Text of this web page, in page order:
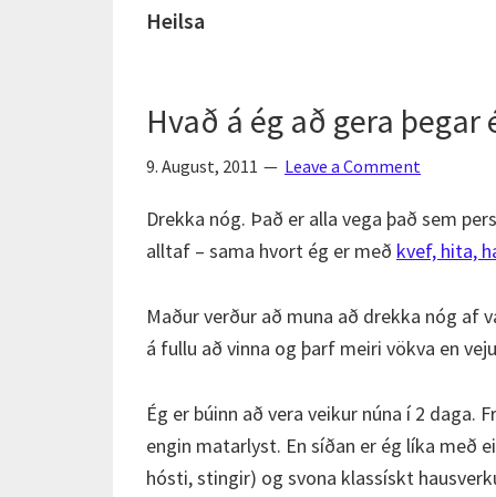
Heilsa
Hvað á ég að gera þegar
9. August, 2011 Leave a Comment
Drekka nóg. Það er alla vega það sem
alltaf – sama hvort ég er með kvef, hita,
Maður verður að muna að drekka nóg af
á fullu að vinna og þarf meiri vökva en
Ég er búinn að vera veikur núna í 2
engin matarlyst. En síðan er ég líka með
hósti, stingir) og svona klassískt